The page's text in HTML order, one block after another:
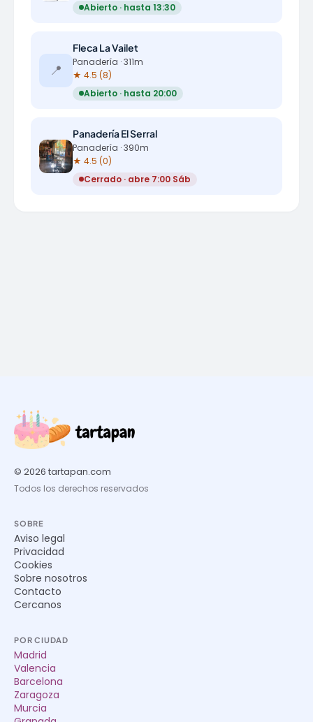
Abierto · hasta 13:30
📍
Fleca La Vailet
Panadería · 311m
★ 4.5 (8)
Abierto · hasta 20:00
Panadería El Serral
Panadería · 390m
★ 4.5 (0)
Cerrado · abre 7:00 Sáb
© 2026 tartapan.com
Todos los derechos reservados
SOBRE
Aviso legal
Privacidad
Cookies
Sobre nosotros
Contacto
Cercanos
POR CIUDAD
Madrid
Valencia
Barcelona
Zaragoza
Murcia